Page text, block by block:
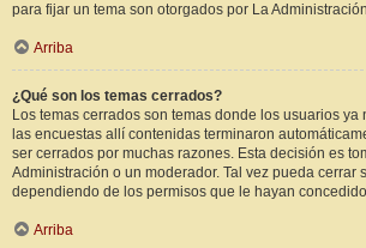
para fijar un tema son otorgados por La
Arriba
¿Qué son los temas cerrados?
Los temas cerrados son temas donde los usuarios
las encuestas allí contenidas terminaron
ser cerrados por muchas razones. Esta decisión es
Administración o un moderador. Tal vez pueda cerrar
dependiendo de los permisos que le hayan
Arriba